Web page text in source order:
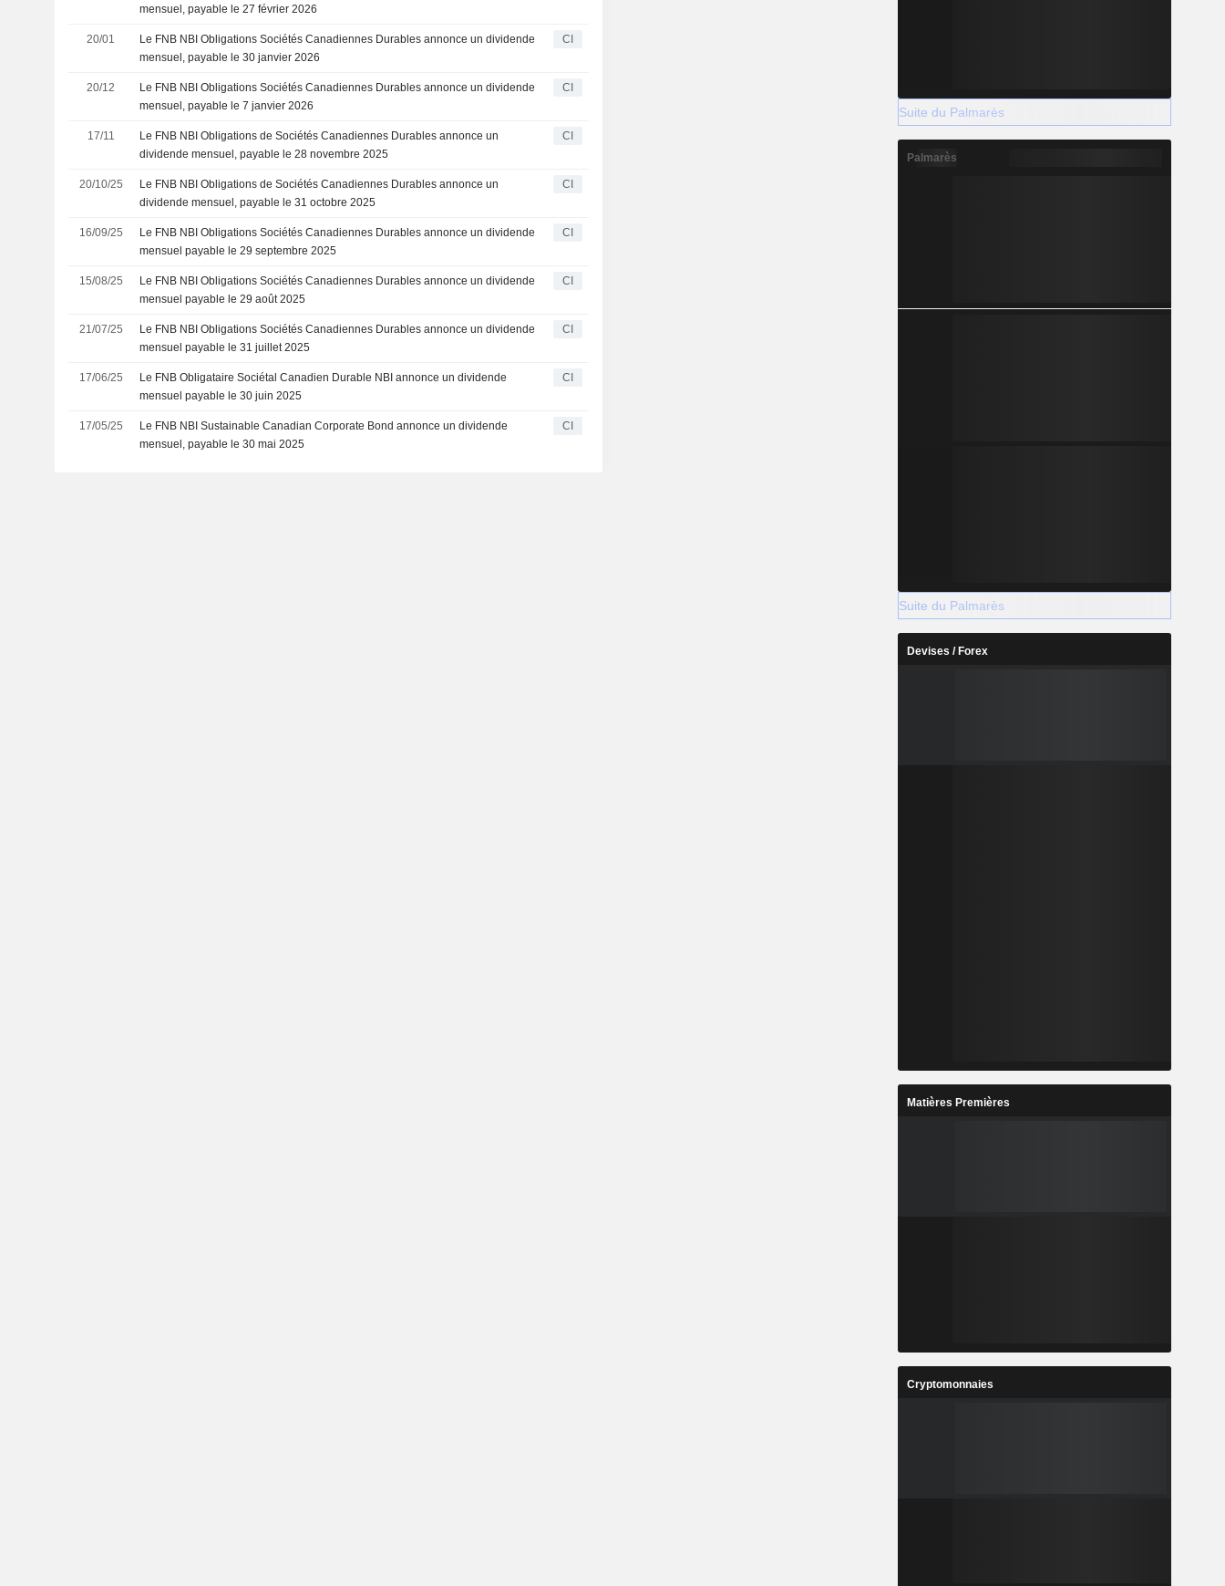
mensuel, payable le 27 février 2026
20/01
Le FNB NBI Obligations Sociétés Canadiennes Durables annonce un dividende
mensuel, payable le 30 janvier 2026
CI
20/12
Le FNB NBI Obligations Sociétés Canadiennes Durables annonce un dividende
mensuel, payable le 7 janvier 2026
CI
17/11
Le FNB NBI Obligations de Sociétés Canadiennes Durables annonce un
dividende mensuel, payable le 28 novembre 2025
CI
20/10/25
Le FNB NBI Obligations de Sociétés Canadiennes Durables annonce un
dividende mensuel, payable le 31 octobre 2025
CI
16/09/25
Le FNB NBI Obligations Sociétés Canadiennes Durables annonce un dividende
mensuel payable le 29 septembre 2025
CI
15/08/25
Le FNB NBI Obligations Sociétés Canadiennes Durables annonce un dividende
mensuel payable le 29 août 2025
CI
21/07/25
Le FNB NBI Obligations Sociétés Canadiennes Durables annonce un dividende
mensuel payable le 31 juillet 2025
CI
17/06/25
Le FNB Obligataire Sociétal Canadien Durable NBI annonce un dividende
mensuel payable le 30 juin 2025
CI
17/05/25
Le FNB NBI Sustainable Canadian Corporate Bond annonce un dividende
mensuel, payable le 30 mai 2025
CI
Suite du Palmarès
Palmarès
Suite du Palmarès
Devises / Forex
Matières Premières
Cryptomonnaies